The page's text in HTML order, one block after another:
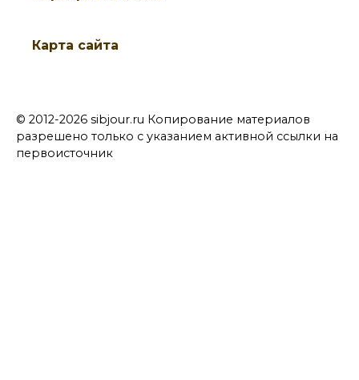
Карта сайта
© 2012-2026 sibjour.ru Копирование материалов
разрешено только с указанием активной ссылки на
первоисточник